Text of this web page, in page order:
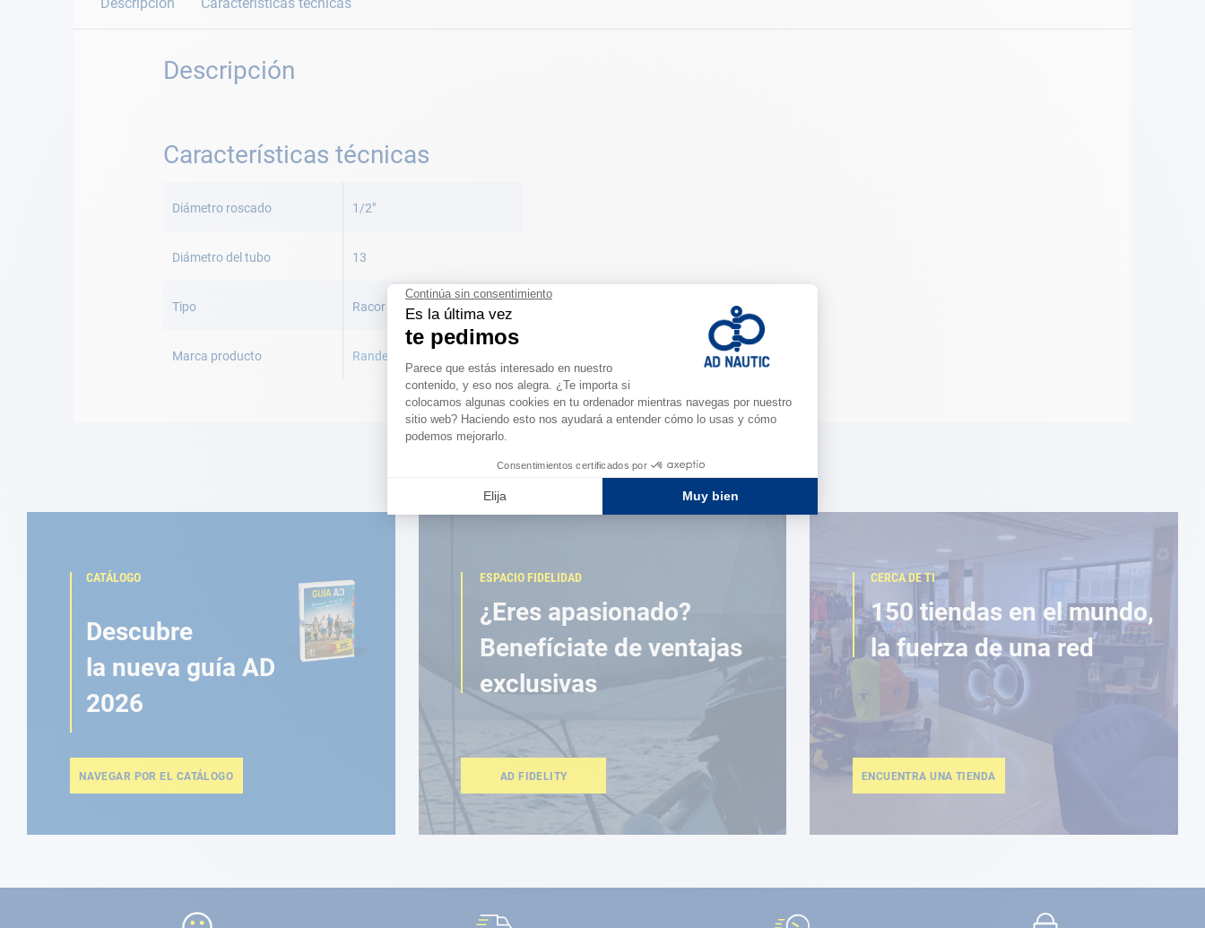
Descripción
Características técnicas
Información
Diámetro roscado 1/2"
Diámetro del tubo 13
Tipo Racor recto
Marca producto Randex
CATÁLOGO
Descubre
la nueva guía AD
2026
NAVEGAR POR EL CATÁLOGO
ESPACIO FIDELIDAD
¿Eres apasionado?
Benefíciate de ventajas
exclusivas
AD FIDELITY
CERCA DE TI
150 tiendas en el mundo,
la fuerza de una red
ENCUENTRA UNA TIENDA